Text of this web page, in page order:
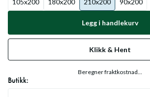
105x200 180x200 210x200 90x200
Legg i handlekurv
Klikk & Hent
Beregner fraktkostnad...
Butikk: